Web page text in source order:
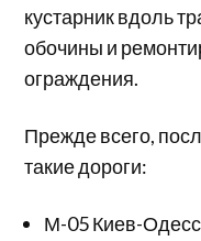
кустарник вдоль
обочины и
ограждения.
Прежде всего,
такие дороги:
М-05 Киев-